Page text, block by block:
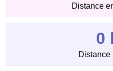
Distance
0
Distance